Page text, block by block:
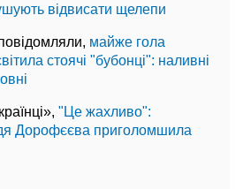
відвисати щелепи
майже гола
стоячі "бубонці": наливні
"Це жахливо":
Дорофєєва приголомшила